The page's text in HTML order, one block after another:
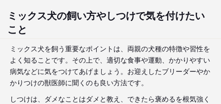
ミックス犬の飼い方やしつけで気を付けたい
こと
ミックス犬を飼う重要なポイントは、両親の犬種の特徴や習性を
よく知ることです。その上で、適切な食事や運動、かかりやすい
病気などに気をつけてあげましょう。お迎えしたブリーダーやか
かりつけの獣医師に聞くのも良い方法です。
しつけは、ダメなことはダメと教え、できたら褒めるを根気強く